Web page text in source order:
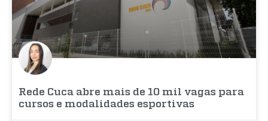
Rede Cuca abre mais de 10 mil vagas para
cursos e modalidades esportivas